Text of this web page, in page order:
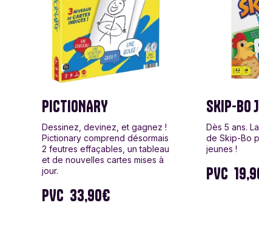
PICTIONARY
Dessinez, devinez, et gagnez !
Pictionary comprend désormais
2 feutres effaçables, un tableau
et de nouvelles cartes mises à
jour.
PVC 33,90€
SKIP-BO
Dès 5 ans.
de Skip-Bo
jeunes !
PVC